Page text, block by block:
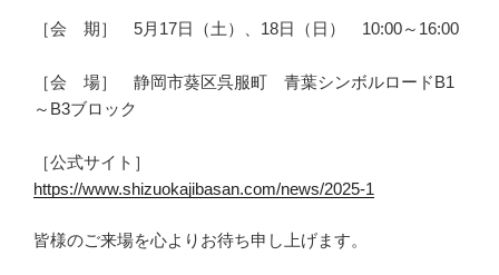
［会 期］ 5月17日（土）、18日（日） 10:00～16:00
［会 場］ 静岡市葵区呉服町 青葉シンボルロードB1
～B3ブロック
［公式サイト］
https://www.shizuokajibasan.com/news/2025-1
皆様のご来場を心よりお待ち申し上げます。